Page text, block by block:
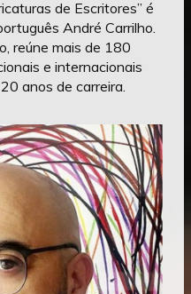
de Escritores” é
André Carrilho.
reúne mais de 180
e internacionais
anos de carreira.